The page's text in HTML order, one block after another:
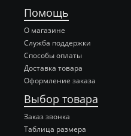
Помощь
О магазине
Служба поддержки
Способы оплаты
Доставка товара
Оформление заказа
Выбор товара
Заказ звонка
Таблица размера